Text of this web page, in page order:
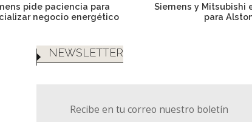
pide paciencia para
negocio energético
Siemens y Mitsubishi
para
NEWSLETTER
Recibe en tu correo nuestro boletín